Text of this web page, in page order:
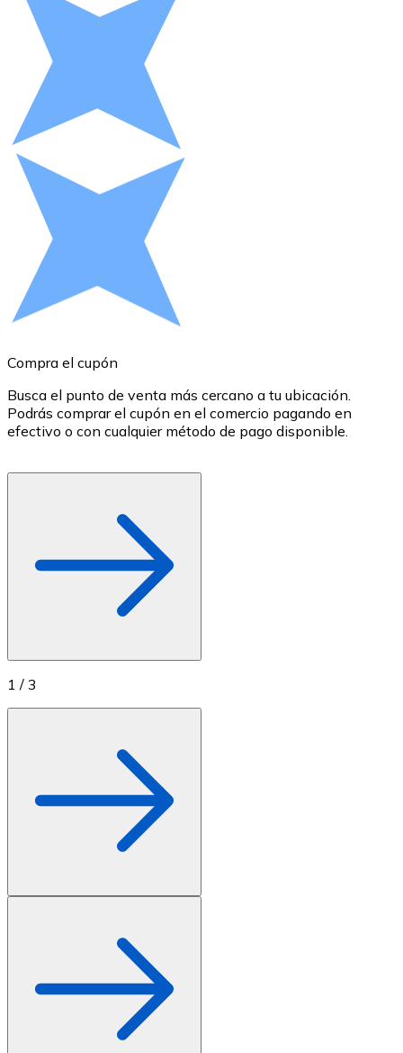
Ver todo
Compra criptomonedas con efectivo en tu tienda más
Comprar con efectivo
Transferencia SEPA
Añade fondos a tu cuenta Bitnovo o realiza compras
Comprar con Transferencia
Tarjeta de crédito / débito
Utiliza tarjetas Visa y Mastercard para comprar
Comprar con tarjeta
Tienda - Tarjetas regalo
Nuevo
Compra el cupón
Busca el punto de venta más cercano a tu ubicación.
Podrás comprar el cupón en el comercio pagando en
efectivo o con cualquier método de pago disponible.
1 / 3